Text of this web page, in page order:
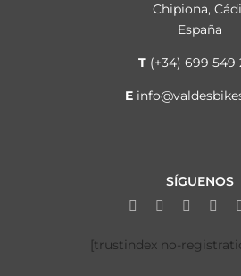
Chipiona,
España
T (+34) 699 549
E
SÍGUENOS
[trustindex no-